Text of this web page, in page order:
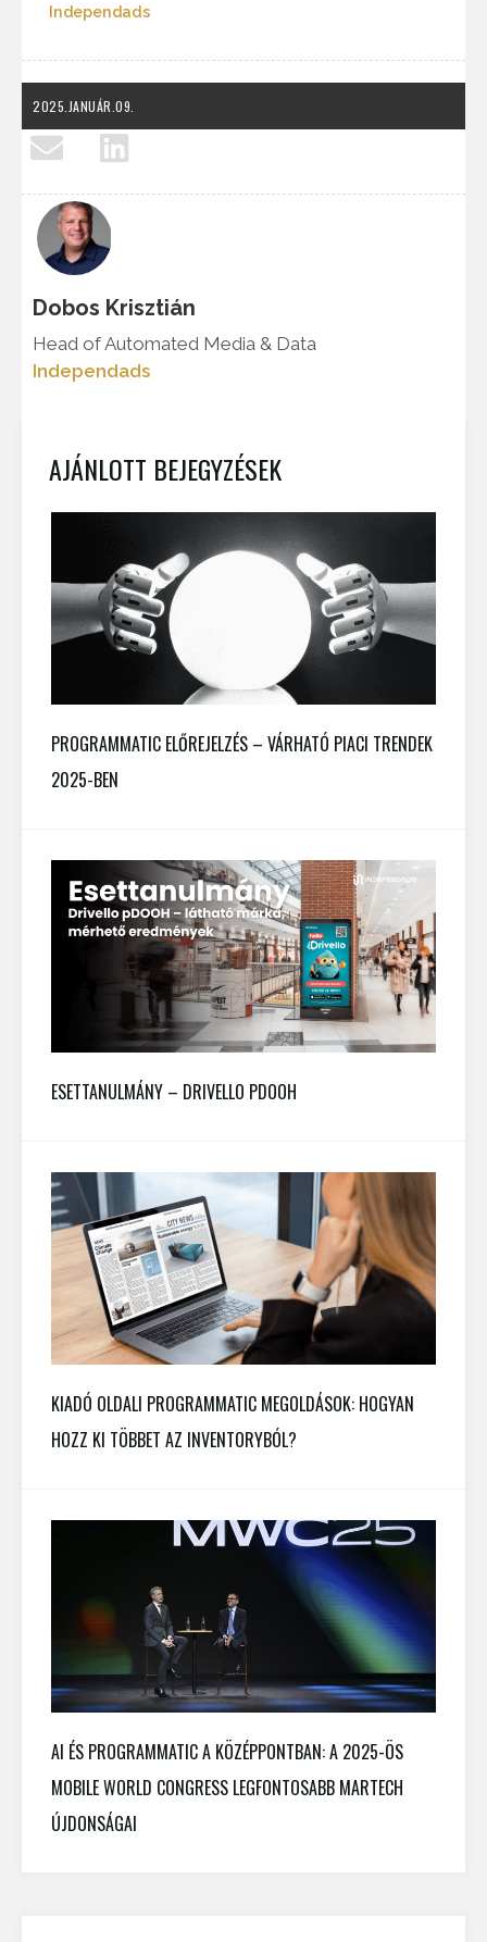
AJÁNLOTT BEJEGYZÉSEK
PROGRAMMATIC ELŐREJELZÉS – VÁRHATÓ PIACI TRENDEK
2025-BEN
ESETTANULMÁNY – DRIVELLO PDOOH
KIADÓ OLDALI PROGRAMMATIC MEGOLDÁSOK: HOGYAN
HOZZ KI TÖBBET AZ INVENTORYBÓL?
AI ÉS PROGRAMMATIC A KÖZÉPPONTBAN: A 2025-ÖS
MOBILE WORLD CONGRESS LEGFONTOSABB MARTECH
ÚJDONSÁGAI
Independads
2025.JANUÁR.09.
Dobos Krisztián
Head of Automated Media & Data
Independads